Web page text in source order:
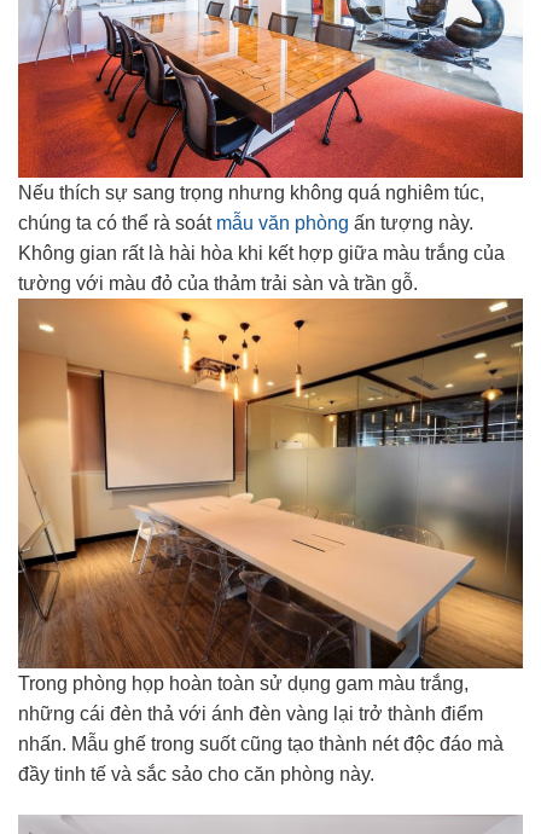
Nếu thích sự sang trọng nhưng không quá nghiêm túc,
chúng ta có thể rà soát mẫu văn phòng ấn tượng này.
Không gian rất là hài hòa khi kết hợp giữa màu trắng của
tường với màu đỏ của thảm trải sàn và trần gỗ.
Trong phòng họp hoàn toàn sử dụng gam màu trắng,
những cái đèn thả với ánh đèn vàng lại trở thành điểm
nhấn. Mẫu ghế trong suốt cũng tạo thành nét độc đáo mà
đầy tinh tế và sắc sảo cho căn phòng này.